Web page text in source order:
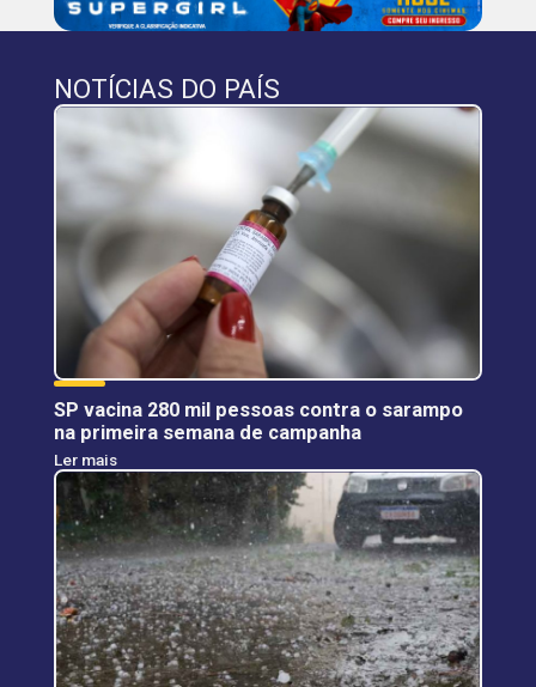
NOTÍCIAS DO PAÍS
SP vacina 280 mil pessoas contra o sarampo
na primeira semana de campanha
Ler mais